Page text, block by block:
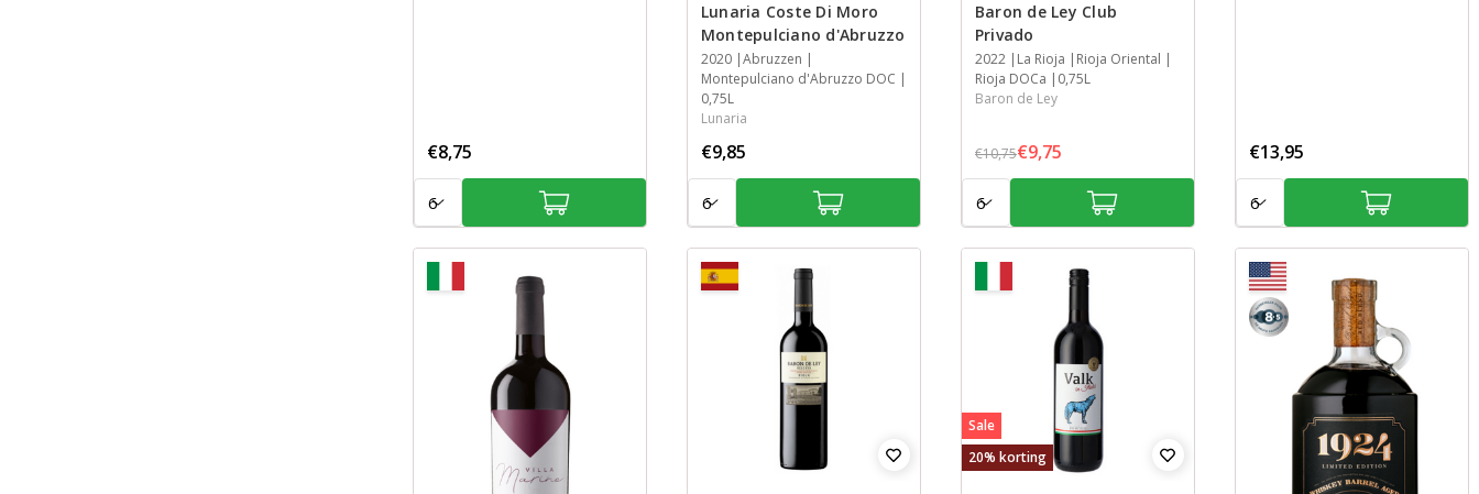
€8,75
Lunaria Coste Di Moro
Montepulciano d'Abruzzo
Jaar
2020
StreekAbruzzen
Streek
Montepulciano d'Abruzzo DOC
Inhoud
0,75L
Lunaria
€9,85
Baron de Ley Club
Privado
Jaar
2022
StreekLa Rioja
Streek Rioja Oriental
Streek
Rioja DOCa
Inhoud
0,75L
Baron de Ley
€10,75€9,75 €13,95
Sale
20% korting
8,5